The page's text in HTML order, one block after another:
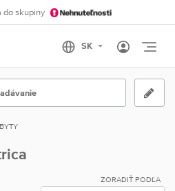
do skupiny
BYTY
ZORADIŤ PODĽA